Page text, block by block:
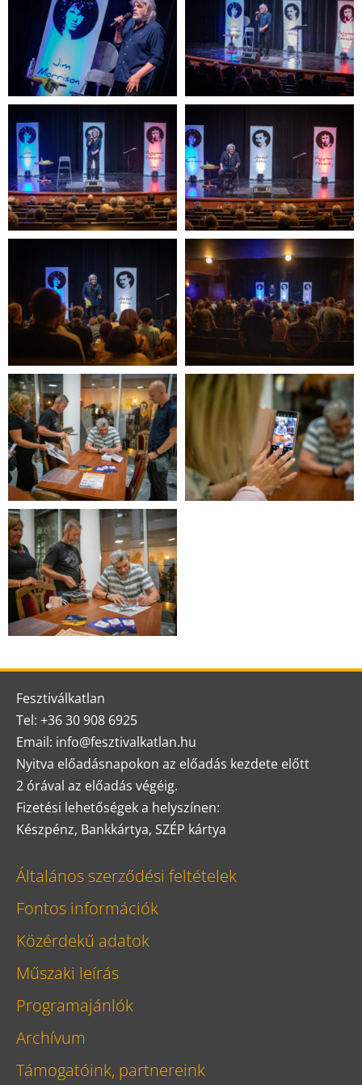
Fesztiválkatlan
Tel: +36 30 908 6925
Email: info@fesztivalkatlan.hu
Nyitva előadásnapokon az előadás kezdete előtt
2 órával az előadás végéig.
Fizetési lehetőségek a helyszínen:
Készpénz, Bankkártya, SZÉP kártya
Általános szerződési feltételek
Fontos információk
Közérdekű adatok
Műszaki leírás
Programajánlók
Archívum
Támogatóink, partnereink